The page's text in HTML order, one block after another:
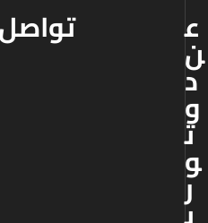
ع
ن
د
و
ت
و
ر